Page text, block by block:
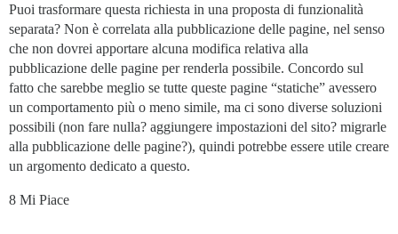
Puoi trasformare questa richiesta in una proposta di funzionalità
separata? Non è correlata alla pubblicazione delle pagine, nel senso
che non dovrei apportare alcuna modifica relativa alla
pubblicazione delle pagine per renderla possibile. Concordo sul
fatto che sarebbe meglio se tutte queste pagine “statiche” avessero
un comportamento più o meno simile, ma ci sono diverse soluzioni
possibili (non fare nulla? aggiungere impostazioni del sito? migrarle
alla pubblicazione delle pagine?), quindi potrebbe essere utile creare
un argomento dedicato a questo.
8 Mi Piace